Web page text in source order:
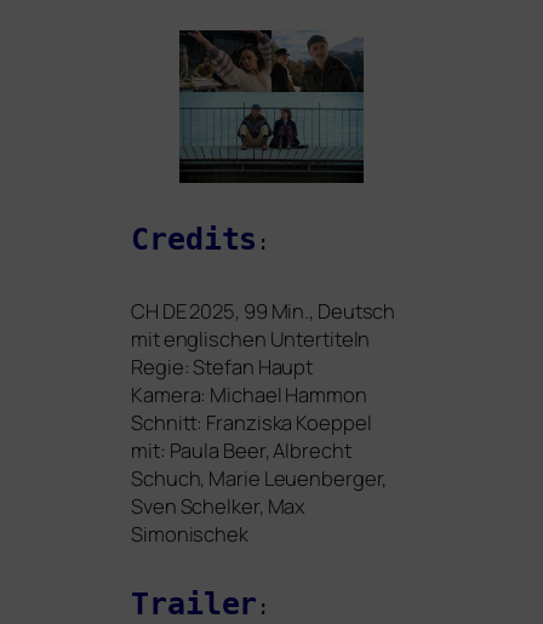
Credits :
CH DE2025, 99 Min., Deutsch
mit eng­li­schen Untertiteln
Regie: Stefan Haupt
Kamera: Michael Hammon
Schnitt: Franziska Koeppel
mit: Paula Beer, Albrecht
Schuch, Marie Leuenberger,
Sven Schelker, Max
Simonischek
Trailer :